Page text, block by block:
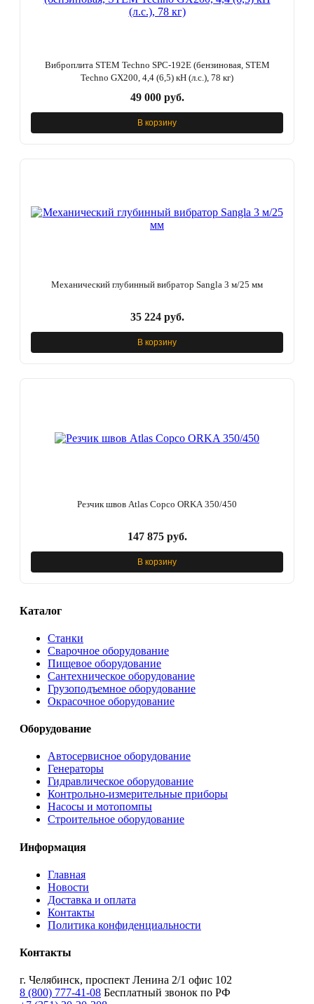
Виброплита STEM Techno SPC-192E (бензиновая, STEM
Techno GX200, 4,4 (6,5) кН (л.с.), 78 кг)
49 000 руб.
В корзину
Механический глубинный вибратор Sangla 3 м/25 мм
35 224 руб.
В корзину
Резчик швов Atlas Copco ORKA 350/450
147 875 руб.
В корзину
Каталог
Станки
Сварочное оборудование
Пищевое оборудование
Сантехническое оборудование
Грузоподъемное оборудование
Окрасочное оборудование
Оборудование
Автосервисное оборудование
Генераторы
Гидравлическое оборудование
Контрольно-измерительные приборы
Насосы и мотопомпы
Строительное оборудование
Информация
Главная
Новости
Доставка и оплата
Контакты
Политика конфиденциальности
Контакты
г. Челябинск, проспект Ленина 2/1 офис 102
8 (800) 777-41-08 Бесплатный звонок по РФ